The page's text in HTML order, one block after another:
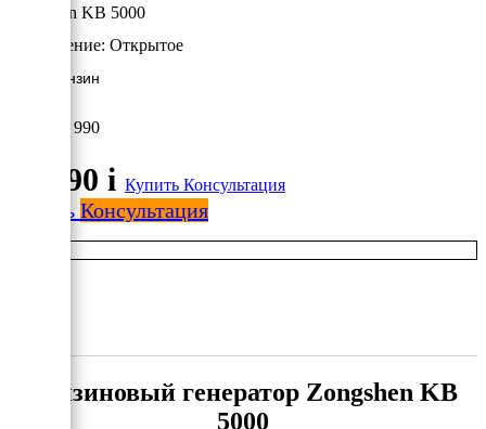
Zongshen KB 5000
Исполнение: Открытое
4 кВт/Бензин
55 990
55 990 i Купить Консультация
Купить Консультация
Бензиновый генератор Zongshen KB
5000